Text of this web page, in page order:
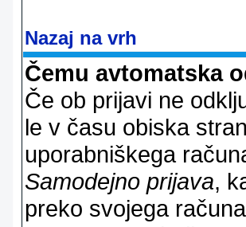
Nazaj na vrh
Čemu avtomatska
Če ob prijavi ne
le v času obiska
uporabniškega
Samodejno prijava,
preko svojega